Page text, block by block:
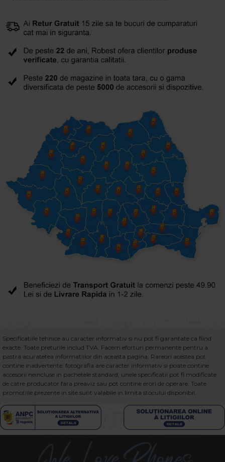
Specificatiile tehnice au caracter informativ si nu pot fi garantate ca fiind
exacte. Toate preturile includ TVA. Facem eforturi permanente pentru a
pastra acuratetea informatiilor din aceasta pagina. Rareori acestea pot
contine inadvertente: fotografia are caracter informativ si poate contine
accesorii neincluse in pachetele standard, unele specificatii pot fi modificate
de catre producator fara preaviz sau pot contine erori de operare. Toate
promotiile prezente in site sunt valabile in limita stocului disponibil.